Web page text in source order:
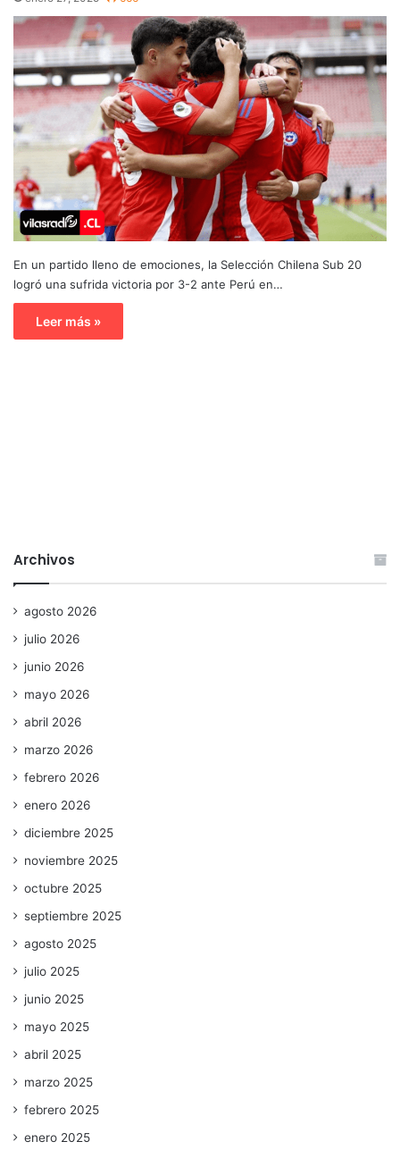
En un partido lleno de emociones, la Selección Chilena Sub 20
logró una sufrida victoria por 3-2 ante Perú en…
Leer más »
Archivos
agosto 2026
julio 2026
junio 2026
mayo 2026
abril 2026
marzo 2026
febrero 2026
enero 2026
diciembre 2025
noviembre 2025
octubre 2025
septiembre 2025
agosto 2025
julio 2025
junio 2025
mayo 2025
abril 2025
marzo 2025
febrero 2025
enero 2025